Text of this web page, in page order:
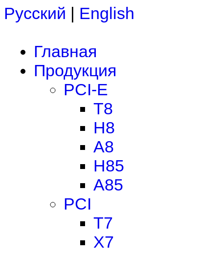
Русский | English
Главная
Продукция
PCI-E
T8
H8
A8
H85
A85
PCI
T7
X7